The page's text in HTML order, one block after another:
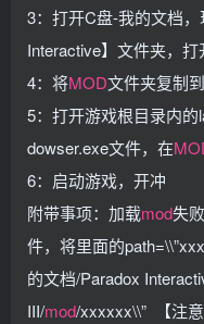
3：打开C盘-我的文档
Interactive】文件夹，
4：将MOD文件夹复制
5：打开游戏根目录内
dowser.exe文件，在
6：启动游戏，开冲
附带事项：加载mod失
件，将里面的
的文档/Paradox
III/mod/xxxxxx\\” 【注